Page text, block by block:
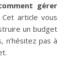
gérer
Cet article vous
un budget
n’hésitez pas à